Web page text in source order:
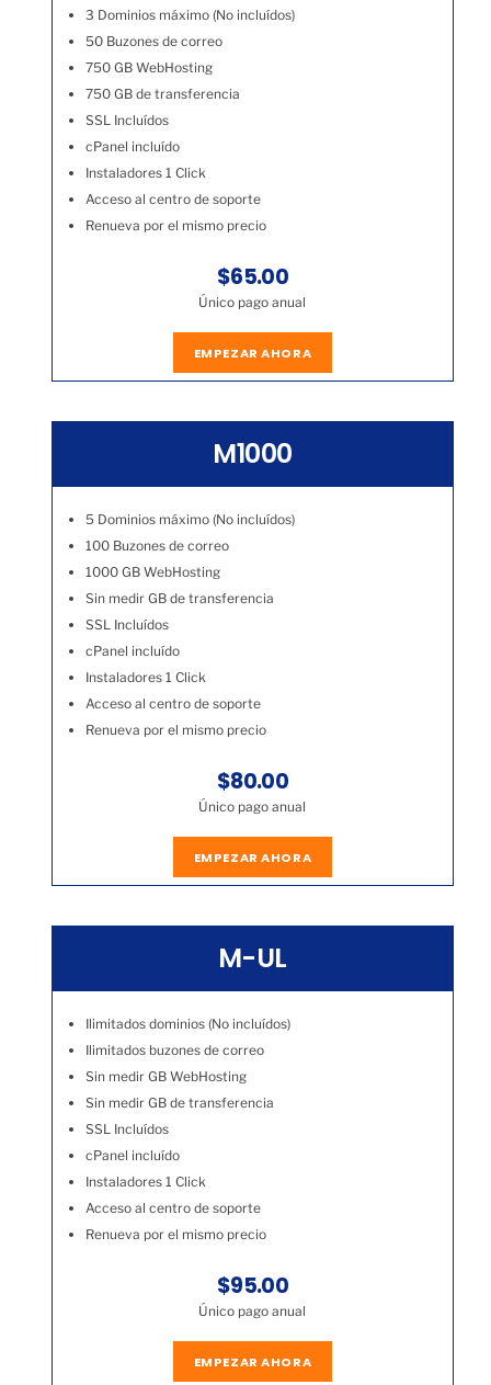
3 Dominios máximo (No incluídos)
50 Buzones de correo
750 GB WebHosting
750 GB de transferencia
SSL Incluídos
cPanel incluído
Instaladores 1 Click
Acceso al centro de soporte
Renueva por el mismo precio
$65.00
Único pago anual
EMPEZAR AHORA
M1000
5 Dominios máximo (No incluídos)
100 Buzones de correo
1000 GB WebHosting
Sin medir GB de transferencia
SSL Incluídos
cPanel incluído
Instaladores 1 Click
Acceso al centro de soporte
Renueva por el mismo precio
$80.00
Único pago anual
EMPEZAR AHORA
M-UL
Ilimitados dominios (No incluídos)
Ilimitados buzones de correo
Sin medir GB WebHosting
Sin medir GB de transferencia
SSL Incluídos
cPanel incluído
Instaladores 1 Click
Acceso al centro de soporte
Renueva por el mismo precio
$95.00
Único pago anual
EMPEZAR AHORA